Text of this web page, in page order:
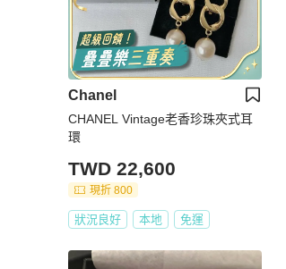
Chanel
CHANEL Vintage老香珍珠夾式耳
環
TWD 22,600
現折 800
狀況良好 本地 免運